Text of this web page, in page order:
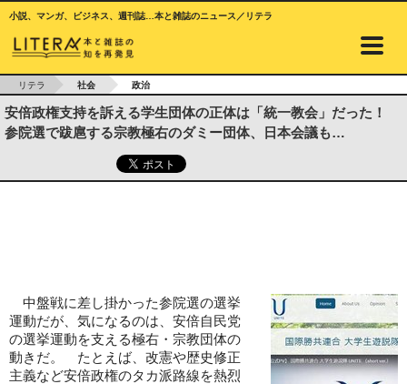
小説、マンガ、ビジネス、週刊誌…本と雑誌のニュース／リテラ
リテラ 社会 政治
安倍政権支持を訴える学生団体の正体は「統一教会」だった！
参院選で跋扈する宗教極右のダミー団体、日本会議も…
中盤戦に差し掛かった参院選の選挙
運動だが、気になるのは、安倍自民党
の選挙運動を支える極右・宗教団体の
動きだ。 たとえば、改憲や歴史修正
主義など安倍政権のタカ派路線を熱烈